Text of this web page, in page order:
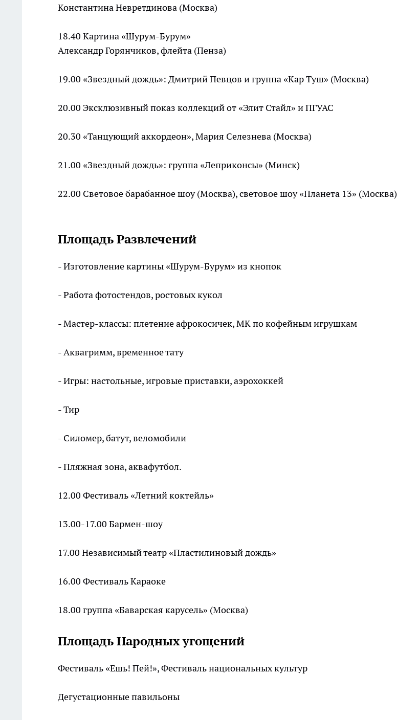
Константина Невретдинова (Москва)
18.40 Картина «Шурум-Бурум»
Александр Горянчиков, флейта (Пенза)
19.00 «Звездный дождь»: Дмитрий Певцов и группа «Кар Туш» (Москва)
20.00 Эксклюзивный показ коллекций от «Элит Стайл» и ПГУАС
20.30 «Танцующий аккордеон», Мария Селезнева (Москва)
21.00 «Звездный дождь»: группа «Леприконсы» (Минск)
22.00 Световое барабанное шоу (Москва), световое шоу «Планета 13» (Москва)
Площадь Развлечений
- Изготовление картины «Шурум-Бурум» из кнопок
- Работа фотостендов, ростовых кукол
- Мастер-классы: плетение афрокосичек, МК по кофейным игрушкам
- Аквагримм, временное тату
- Игры: настольные, игровые приставки, аэрохоккей
- Тир
- Силомер, батут, веломобили
- Пляжная зона, аквафутбол.
12.00 Фестиваль «Летний коктейль»
13.00-17.00 Бармен-шоу
17.00 Независимый театр «Пластилиновый дождь»
16.00 Фестиваль Караоке
18.00 группа «Баварская карусель» (Москва)
Площадь Народных угощений
Фестиваль «Ешь! Пей!», Фестиваль национальных культур
Дегустационные павильоны